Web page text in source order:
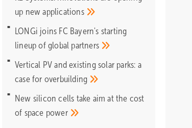
up newapplications
LONGi joins FC Bayern's starting
lineup of global partners
Vertical PV and existing solar parks: a
case for overbuilding
New silicon cells take aim at the cost
of space power